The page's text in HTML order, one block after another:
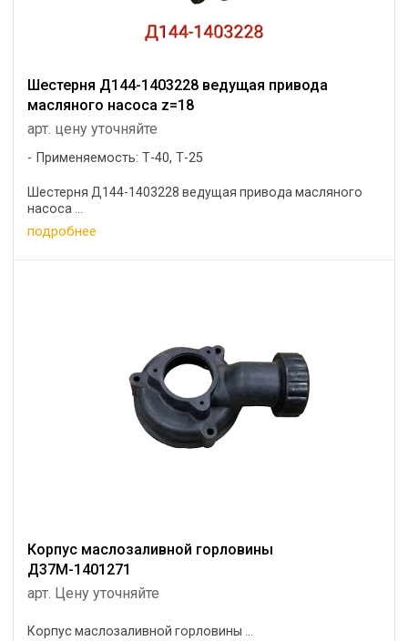
Шестерня Д144-1403228 ведущая привода
масляного насоса z=18
арт. цену уточняйте
Применяемость: Т-40, Т-25
Шестерня Д144-1403228 ведущая привода масляного
насоса ...
подробнее
Корпус маслозаливной горловины
Д37М-1401271
арт. Цену уточняйте
Корпус маслозаливной горловины ...